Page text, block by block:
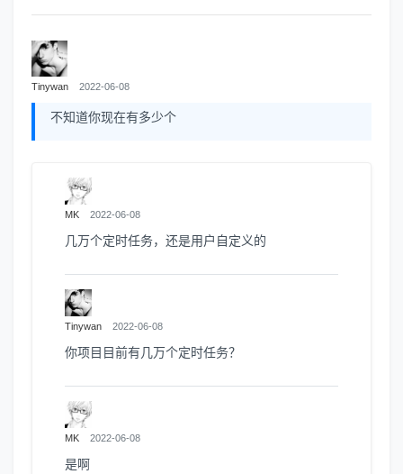
Tinywan 2022-06-08
不知道你现在有多少个
MK 2022-06-08
几万个定时任务，还是用户自定义的
Tinywan 2022-06-08
你项目目前有几万个定时任务？
MK 2022-06-08
是啊